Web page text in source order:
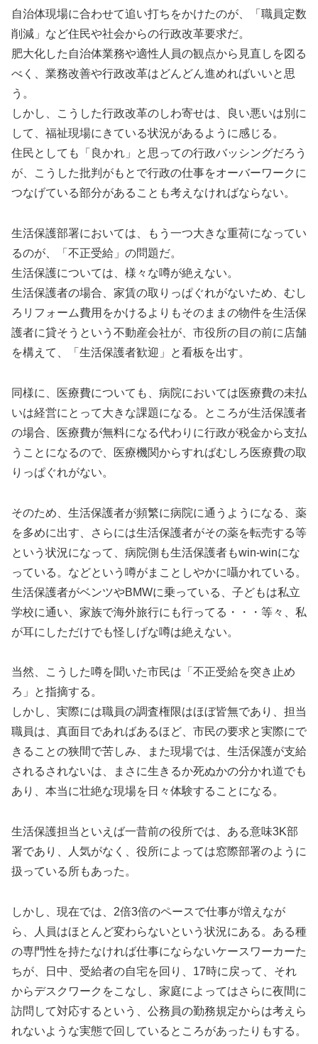
自治体現場に合わせて追い打ちをかけたのが、「職員定数
削減」など住民や社会からの行政改革要求だ。
肥大化した自治体業務や適性人員の観点から見直しを図る
べく、業務改善や行政改革はどんどん進めればいいと思
う。
しかし、こうした行政改革のしわ寄せは、良い悪いは別に
して、福祉現場にきている状況があるように感じる。
住民としても「良かれ」と思っての行政バッシングだろう
が、こうした批判がもとで行政の仕事をオーバーワークに
つなげている部分があることも考えなければならない。
生活保護部署においては、もう一つ大きな重荷になってい
るのが、「不正受給」の問題だ。
生活保護については、様々な噂が絶えない。
生活保護者の場合、家賃の取りっぱぐれがないため、むし
ろリフォーム費用をかけるよりもそのままの物件を生活保
護者に貸そうという不動産会社が、市役所の目の前に店舗
を構えて、「生活保護者歓迎」と看板を出す。
同様に、医療費についても、病院においては医療費の未払
いは経営にとって大きな課題になる。ところが生活保護者
の場合、医療費が無料になる代わりに行政が税金から支払
うことになるので、医療機関からすればむしろ医療費の取
りっぱぐれがない。
そのため、生活保護者が頻繁に病院に通うようになる、薬
を多めに出す、さらには生活保護者がその薬を転売する等
という状況になって、病院側も生活保護者もwin-winにな
っている。などという噂がまことしやかに囁かれている。
生活保護者がベンツやBMWに乗っている、子どもは私立
学校に通い、家族で海外旅行にも行ってる・・・等々、私
が耳にしただけでも怪しげな噂は絶えない。
当然、こうした噂を聞いた市民は「不正受給を突き止め
ろ」と指摘する。
しかし、実際には職員の調査権限はほぼ皆無であり、担当
職員は、真面目であればあるほど、市民の要求と実際にで
きることの狭間で苦しみ、また現場では、生活保護が支給
されるされないは、まさに生きるか死ぬかの分かれ道でも
あり、本当に壮絶な現場を日々体験することになる。
生活保護担当といえば一昔前の役所では、ある意味3K部
署であり、人気がなく、役所によっては窓際部署のように
扱っている所もあった。
しかし、現在では、2倍3倍のペースで仕事が増えなが
ら、人員はほとんど変わらないという状況にある。ある種
の専門性を持たなければ仕事にならないケースワーカーた
ちが、日中、受給者の自宅を回り、17時に戻って、それ
からデスクワークをこなし、家庭によってはさらに夜間に
訪問して対応するという、公務員の勤務規定からは考えら
れないような実態で回しているところがあったりもする。